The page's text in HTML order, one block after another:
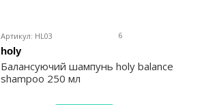
Артикул: HL03 6
holy
Балансуючий шампунь holy balance
shampoo 250 мл